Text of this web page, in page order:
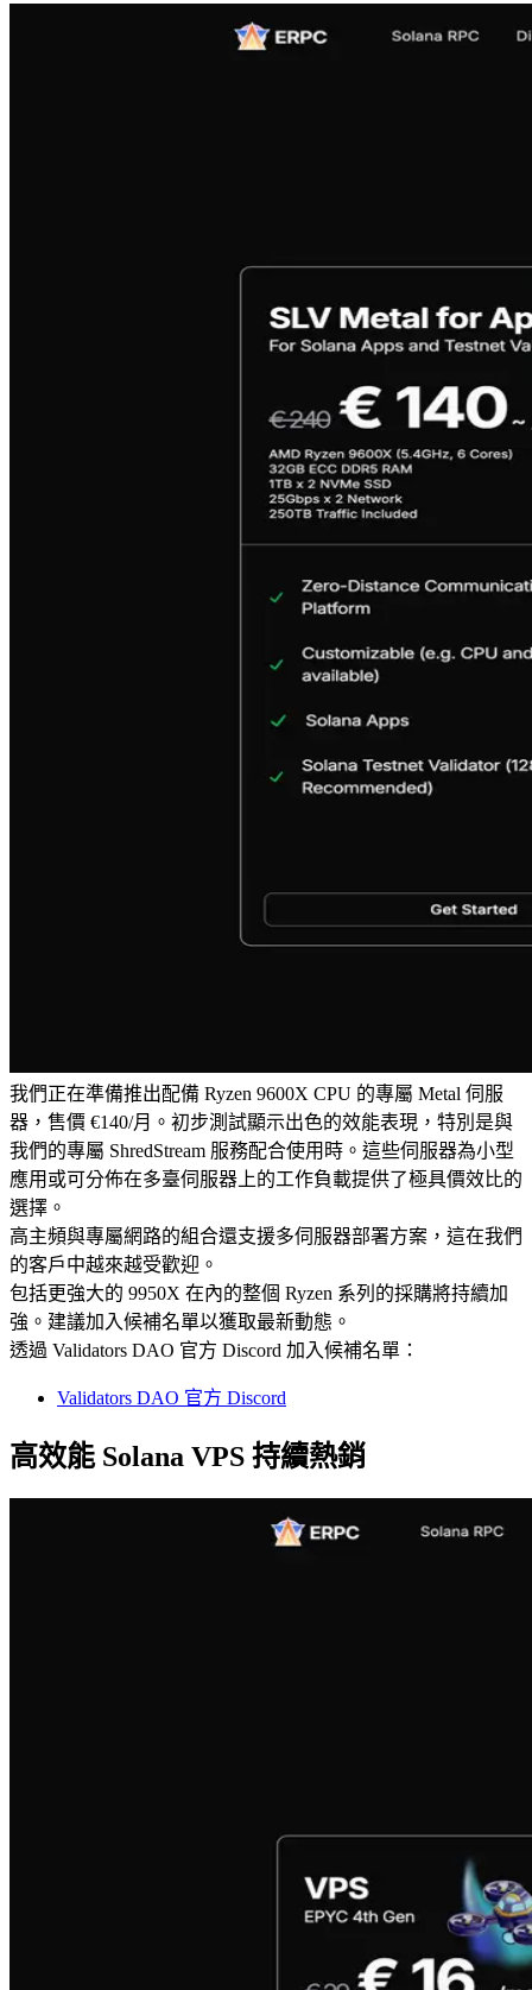
我們正在準備推出配備 Ryzen 9600X CPU 的專屬 Metal 伺服
器，售價 €140/月。初步測試顯示出色的效能表現，特別是與
我們的專屬 ShredStream 服務配合使用時。這些伺服器為小型
應用或可分佈在多臺伺服器上的工作負載提供了極具價效比的
選擇。
高主頻與專屬網路的組合還支援多伺服器部署方案，這在我們
的客戶中越來越受歡迎。
包括更強大的 9950X 在內的整個 Ryzen 系列的採購將持續加
強。建議加入候補名單以獲取最新動態。
透過 Validators DAO 官方 Discord 加入候補名單：
Validators DAO 官方 Discord
高效能 Solana VPS 持續熱銷